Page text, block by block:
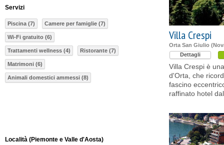
Villa Crespi
Orta San Giulio
Dettagli
Villa Crespi è
d'Orta, che
fascino
raffinato hotel
Servizi
Piscina (7) Camere per famiglie (7)
Wi-Fi gratuito (6)
Trattamenti wellness (4) Ristorante (7)
Matrimoni (6)
Animali domestici ammessi (8)
Località (Piemonte e Valle d'Aosta)